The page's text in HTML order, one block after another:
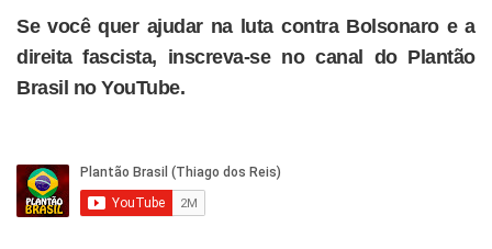
Se você quer ajudar na luta contra Bolsonaro e a
direita fascista, inscreva-se no canal do Plantão
Brasil no YouTube.